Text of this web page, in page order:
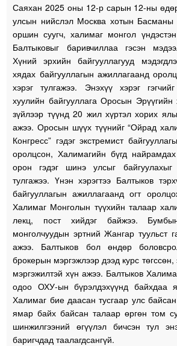
Саяхан 2025 оны 12-р сарын 12-ны
улсын нийслэл Москва хотын
оршин суугч, халимаг монгол
Балтыковыг баривчиллаа гэсэн
Хүний эрхийн байгууллагууд
хядах байгууллагын ажиллагаанд
хэрэг тулгажээ. Энэхүү хэрэг
хуулийн байгууллага Оросын
зүйлээр түүнд 20 жил хүртэл хорих
ажээ. Оросын шүүх түүнийг “Ойрад
Конгресс” гэдэг экстремист
оролцсон, Халимагийн бүгд
орон гэдэг шинэ улсыг
тулгажээ. Үнэн хэрэгтээ Балтыков
байгууллагын ажиллагаанд огт
Халимаг Монголын түүхийн талаар
лекц, пост хийдэг байжээ.
монголчуудын эртний Жангар туульст
ажээ. Балтыков бол өндөр
брокерын мэргэжлээр дээд курс
мэргэжилтэй хүн ажээ. Балтыков
одоо ОХУ-ын бүрэлдэхүүнд байхдаа
Халимаг бие даасан тусгаар улс
ямар байх байсан талаар өргөн том
шинжилгээний өгүүлэл бичсэн тул
баригчдад таалагдсангүй.